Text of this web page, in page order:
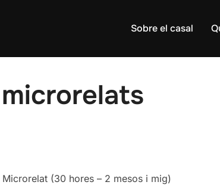
Sobre el casal
(30 hores – 2 mesos i mig)